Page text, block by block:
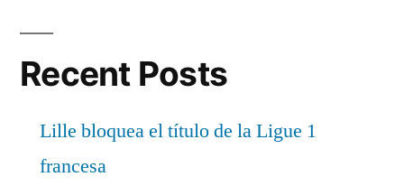
Recent Posts
Lille bloquea el título de la Ligue 1
francesa